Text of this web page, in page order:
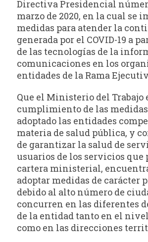
Directiva Presidencial
marzo de 2020, en la cual se
medidas para atender la
generada por el COVID-19 a
de las tecnologías de la
comunicaciones en los
entidades de la Rama
Que el Ministerio del Trabajo
cumplimiento de las
adoptado las entidades
materia de salud pública, y
de garantizar la salud de
usuarios de los servicios que
cartera ministerial,
adoptar medidas de carácter
debido al alto número de
concurren en las diferentes
de la entidad tanto en el
como en las direcciones